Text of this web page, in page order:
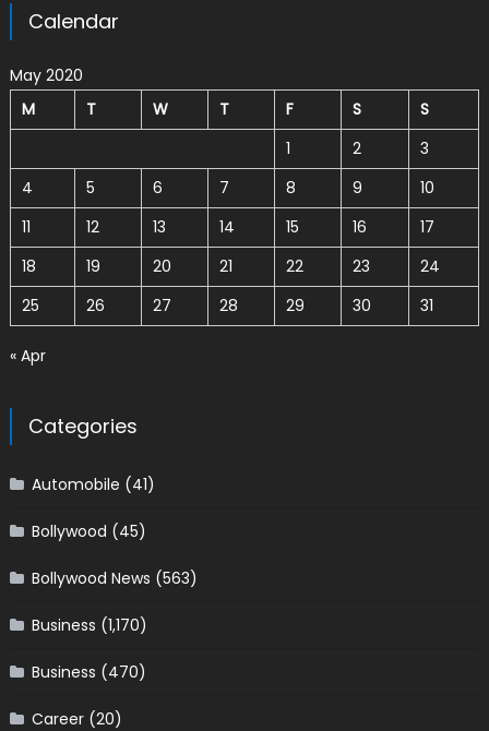
Calendar
May 2020
M
T W T F S
S
1
2
3
4
5 6 7 8 9
10
11
12 13 14 15 16
17
18
19 20 21 22 23
24
25
26 27 28 29 30 31
« Apr
Categories
Automobile (41)
Bollywood (45)
Bollywood News (563)
Business (1,170)
Business (470)
Career(20)